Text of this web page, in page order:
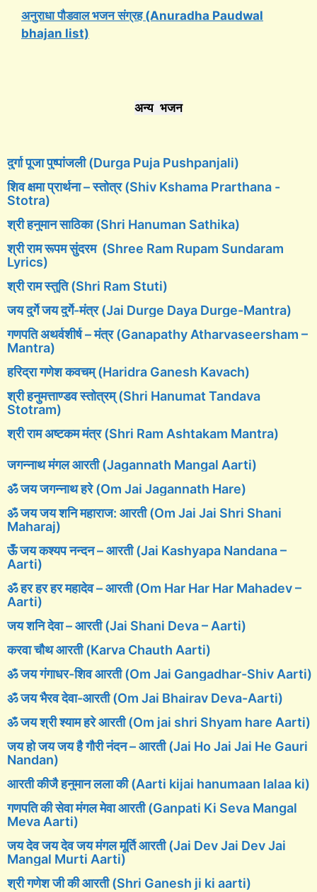
अनुराधा पौडवाल भजन संग्रह (Anuradha Paudwal
bhajan list)
अन्य भजन
दुर्गा पूजा पुष्पांजली (Durga Puja Pushpanjali)
शिव क्षमा प्रार्थना – स्तोत्र (Shiv Kshama Prarthana -
Stotra)
श्री हनुमान साठिका (Shri Hanuman Sathika)
श्री राम रूपम सुंदरम (Shree Ram Rupam Sundaram
Lyrics)
श्री राम स्तुति (Shri Ram Stuti)
जय दुर्गे जय दुर्गे-मंत्र (Jai Durge Daya Durge-Mantra)
गणपति अथर्वशीर्ष – मंत्र (Ganapathy Atharvaseersham –
Mantra)
हरिद्रा गणेश कवचम् (Haridra Ganesh Kavach)
श्री हनुमत्ताण्डव स्तोत्रम् (Shri Hanumat Tandava
Stotram)
श्री राम अष्टकम मंत्र (Shri Ram Ashtakam Mantra)
जगन्नाथ मंगल आरती (Jagannath Mangal Aarti)
ॐ जय जगन्नाथ हरे (Om Jai Jagannath Hare)
ॐ जय जय शनि महाराज: आरती (Om Jai Jai Shri Shani
Maharaj)
ऊँ जय कश्यप नन्दन – आरती (Jai Kashyapa Nandana –
Aarti)
ॐ हर हर हर महादेव – आरती (Om Har Har Har Mahadev –
Aarti)
जय शनि देवा – आरती (Jai Shani Deva – Aarti)
करवा चौथ आरती (Karva Chauth Aarti)
ॐ जय गंगाधर-शिव आरती (Om Jai Gangadhar-Shiv Aarti)
ॐ जय भैरव देवा-आरती (Om Jai Bhairav Deva-Aarti)
ॐ जय श्री श्याम हरे आरती (Om jai shri Shyam hare Aarti)
जय हो जय जय है गौरी नंदन – आरती (Jai Ho Jai Jai He Gauri
Nandan)
आरती कीजै हनुमान लला की (Aarti kijai hanumaan lalaa ki)
गणपति की सेवा मंगल मेवा आरती (Ganpati Ki Seva Mangal
Meva Aarti)
जय देव जय देव जय मंगल मूर्ति आरती (Jai Dev Jai Dev Jai
Mangal Murti Aarti)
श्री गणेश जी की आरती (Shri Ganesh ji ki aarti)